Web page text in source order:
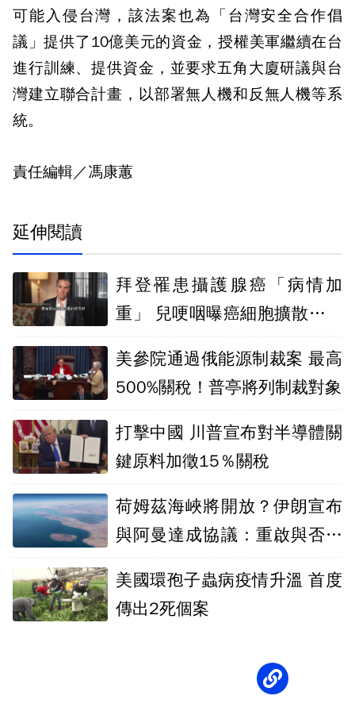
可能入侵台灣，該法案也為「台灣安全合作倡
議」提供了10億美元的資金，授權美軍繼續在台
進行訓練、提供資金，並要求五角大廈研議與台
灣建立聯合計畫，以部署無人機和反無人機等系
統。
責任編輯／馮康蕙
延伸閱讀
拜登罹患攝護腺癌「病情加
重」 兒哽咽曝癌細胞擴散至骨
美參院通過俄能源制裁案 最高
500%關稅！普亭將列制裁對象
打擊中國 川普宣布對半導體關
鍵原料加徵15％關稅
荷姆茲海峽將開放？伊朗宣布
與阿曼達成協議：重啟與否取
美國環孢子蟲病疫情升溫 首度
傳出2死個案